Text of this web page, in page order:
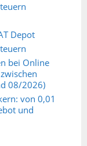
Depot
bei Online
08/2026)
von 0,01
und